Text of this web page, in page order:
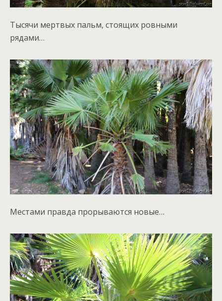
Тысячи мертвых пальм, стоящих ровными
рядами…
Местами правда прорываются новые…